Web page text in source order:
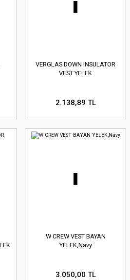
VERGLAS DOWN INSULATOR
VEST YELEK
2.138,89 TL
W CREW VEST BAYAN
YELEK,Navy
3.050,00 TL